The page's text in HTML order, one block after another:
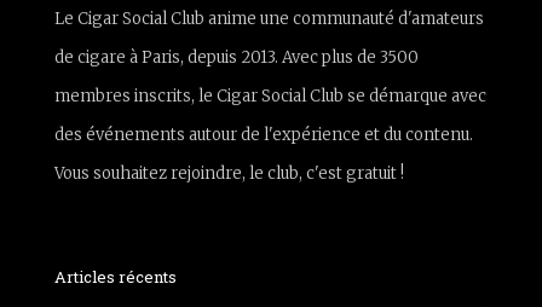
Le Cigar Social Club anime une communauté d'amateurs
de cigare à Paris, depuis 2013. Avec plus de 3500
membres inscrits, le Cigar Social Club se démarque avec
des événements autour de l'expérience et du contenu.
Vous souhaitez rejoindre, le club, c'est gratuit !
Articles récents